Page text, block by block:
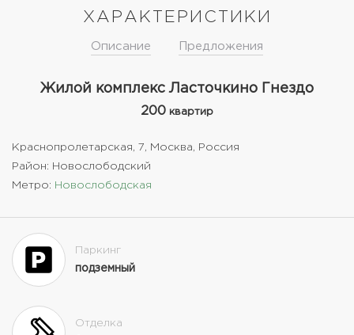
ХАРАКТЕРИСТИКИ
Описание Предложения
Жилой комплекс Ласточкино Гнездо
200 квартир
Краснопролетарская, 7, Москва, Россия
Район: Новослободский
Метро: Новослободская
Паркинг
подземный
Отделка